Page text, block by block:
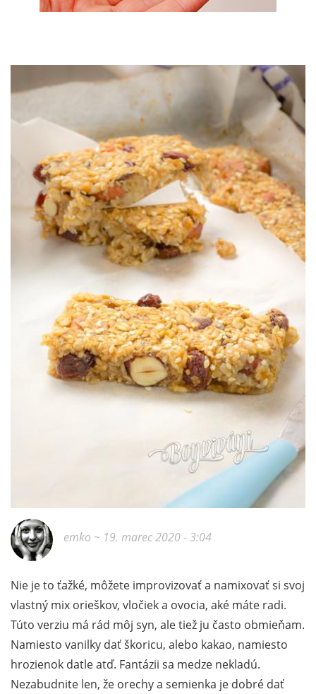
emko ~ 19. marec 2020 - 3:04
Nie je to ťažké, môžete improvizovať a namixovať si svoj
vlastný mix orieškov, vločiek a ovocia, aké máte radi.
Túto verziu má rád môj syn, ale tiež ju často obmieňam.
Namiesto vanilky dať škoricu, alebo kakao, namiesto
hrozienok datle atď. Fantázii sa medze nekladú.
Nezabudnite len, že orechy a semienka je dobré dať